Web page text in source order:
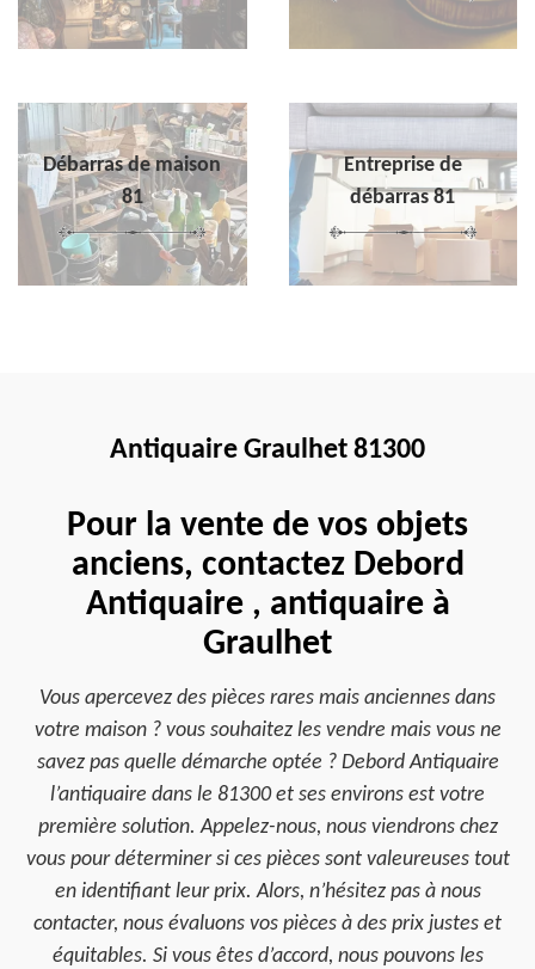
Débarras de maison
81
Entreprise de
débarras 81
Antiquaire Graulhet 81300
Pour la vente de vos objets
anciens, contactez Debord
Antiquaire , antiquaire à
Graulhet
Vous apercevez des pièces rares mais anciennes dans
votre maison ? vous souhaitez les vendre mais vous ne
savez pas quelle démarche optée ? Debord Antiquaire
l’antiquaire dans le 81300 et ses environs est votre
première solution. Appelez-nous, nous viendrons chez
vous pour déterminer si ces pièces sont valeureuses tout
en identifiant leur prix. Alors, n’hésitez pas à nous
contacter, nous évaluons vos pièces à des prix justes et
équitables. Si vous êtes d’accord, nous pouvons les